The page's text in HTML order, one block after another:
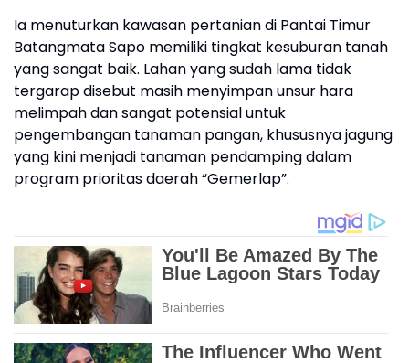
Ia menuturkan kawasan pertanian di Pantai Timur
Batangmata Sapo memiliki tingkat kesuburan tanah
yang sangat baik. Lahan yang sudah lama tidak
tergarap disebut masih menyimpan unsur hara
melimpah dan sangat potensial untuk
pengembangan tanaman pangan, khususnya jagung
yang kini menjadi tanaman pendamping dalam
program prioritas daerah “Gemerlap”.